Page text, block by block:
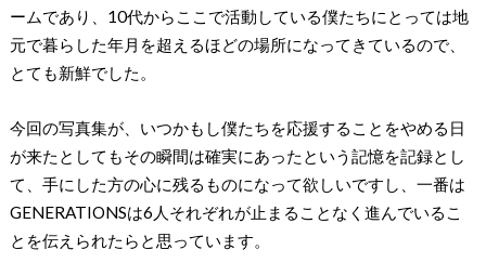
ームであり、10代からここで活動している僕たちにとっては地
元で暮らした年月を超えるほどの場所になってきているので、
とても新鮮でした。
今回の写真集が、いつかもし僕たちを応援することをやめる日
が来たとしてもその瞬間は確実にあったという記憶を記録とし
て、手にした方の心に残るものになって欲しいですし、一番は
GENERATIONSは6人それぞれが止まることなく進んでいるこ
とを伝えられたらと思っています。